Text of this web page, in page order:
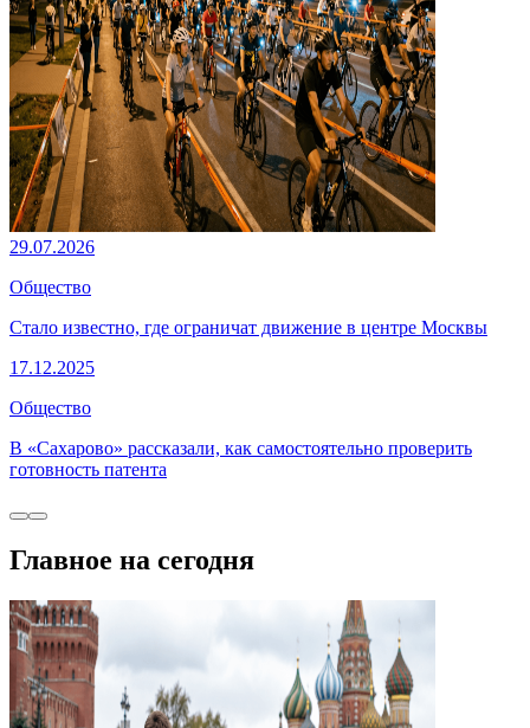
29.07.2026
Общество
Стало известно, где ограничат движение в центре Москвы
17.12.2025
Общество
В «Сахарово» рассказали, как самостоятельно проверить
готовность патента
Главное на сегодня